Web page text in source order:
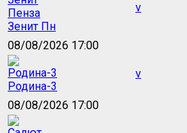
Зенит Пн
v
08/08/2026 17:00
Родина-3
v
08/08/2026 17:00